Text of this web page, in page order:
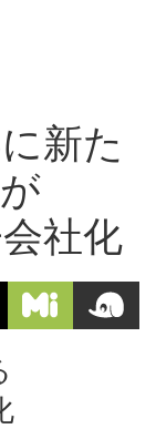
新た
社化